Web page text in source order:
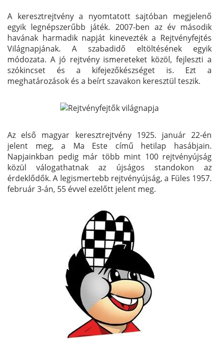
A keresztrejtvény a nyomtatott sajtóban megjelenő
egyik legnépszerűbb játék. 2007-ben az év második
havának harmadik napját kinevezték a Rejtvényfejtés
Világnapjának. A szabadidő eltöltésének egyik
módozata. A jó rejtvény ismereteket közöl, fejleszti a
szókincset és a kifejezőkészséget is. Ezt a
meghatározások és a beírt szavakon keresztül teszik.
Az első magyar keresztrejtvény 1925. január 22-én
jelent meg, a Ma Este című hetilap hasábjain.
Napjainkban pedig már több mint 100 rejtvényújság
közül válogathatnak az újságos standokon az
érdeklődők. A legismertebb rejtvényújság, a Füles 1957.
február 3-án, 55 évvel ezelőtt jelent meg.